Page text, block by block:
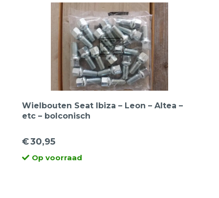
Wielbouten Seat Ibiza – Leon – Altea –
etc – bolconisch
€30,95
Op voorraad